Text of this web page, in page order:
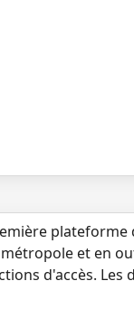
plateforme
et en
d'accès. Les